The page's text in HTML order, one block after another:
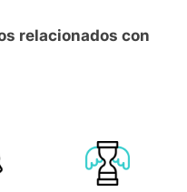
relacionados con